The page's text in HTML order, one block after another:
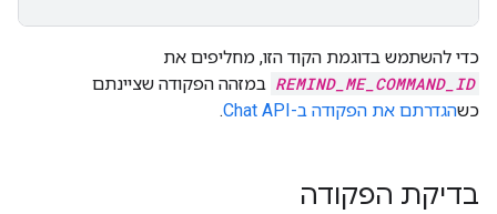
כדי להשתמש בדוגמת הקוד הזו, מחליפים את
REMIND_ME_COMMAND_ID במזהה הפקודה שציינתם
כשהגדרתם את הפקודה ב-Chat API .
בדיקת הפקודה